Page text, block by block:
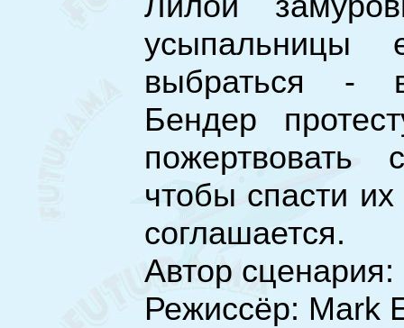
усыпальницы
выбраться -
Бендер
пожертвовать
чтобы спасти
соглашается.
Автор
Режиссёр: Mark